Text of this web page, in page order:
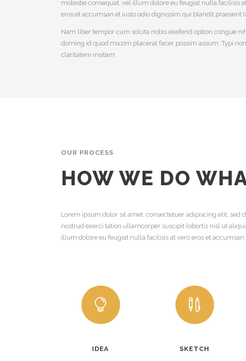
molestie consequat, vel illum dolore eu feugiat nulla facilisis
eros et accumsan et iusto odio dignissim qui blandit praesent
Nam liber tempor cum soluta nobis eleifend option congue
doming id quod mazim placerat facer possim assum. Typi
claritatem insitam.
OUR PROCESS
HOW WE DO
Lorem ipsum dolor sit amet, consectetuer adipiscing elit,
nostrud exerci tation ullamcorper suscipit lobortis nisl ut
illum dolore eu feugiat nulla facilisis at vero eros et accumsan.
IDEA SKETCH